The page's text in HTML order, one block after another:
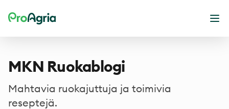
ProAgria
MKN Ruokablogi
Mahtavia ruokajuttuja ja toimivia
reseptejä.